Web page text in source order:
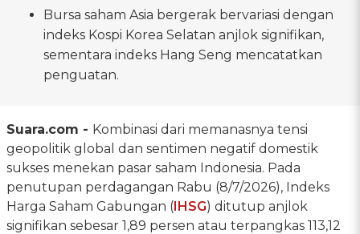
Bursa saham Asia bergerak bervariasi dengan
indeks Kospi Korea Selatan anjlok signifikan,
sementara indeks Hang Seng mencatatkan
penguatan.
Suara.com - Kombinasi dari memanasnya tensi
geopolitik global dan sentimen negatif domestik
sukses menekan pasar saham Indonesia. Pada
penutupan perdagangan Rabu (8/7/2026), Indeks
Harga Saham Gabungan (IHSG) ditutup anjlok
signifikan sebesar 1,89 persen atau terpangkas 113,12